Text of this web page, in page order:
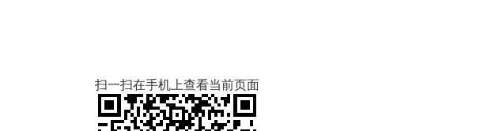
扫一扫在手机上查看当前页面